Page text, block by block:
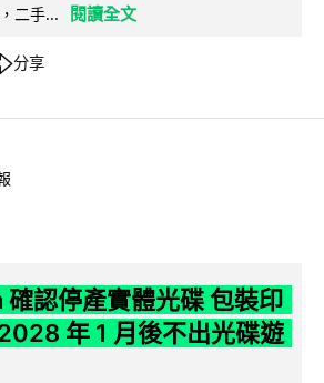
二手...
閱讀全文
分享
認停產實體光碟 包裝印
年 1 月後不出光碟遊